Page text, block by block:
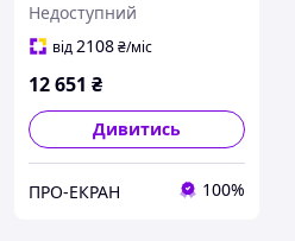
Недоступний
від2108₴/міс
12 651 ₴
Дивитись
ПРО-ЕКРАН 100%